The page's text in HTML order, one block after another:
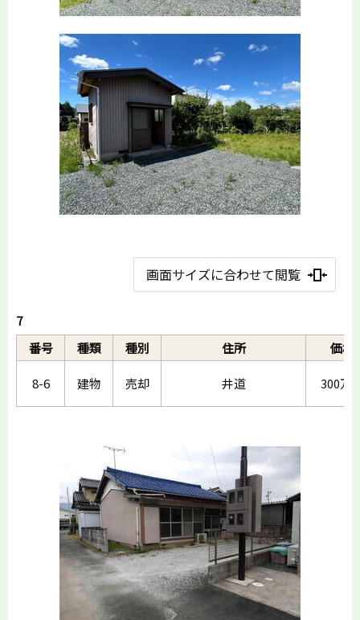
画面サイズに合わせて閲覧
7
番号
種類 種別 住所 価格
8-6 建物 売却 井道 300万